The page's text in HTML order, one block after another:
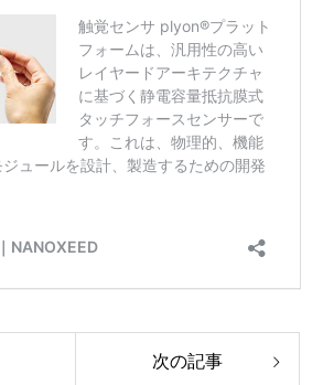
次の記事